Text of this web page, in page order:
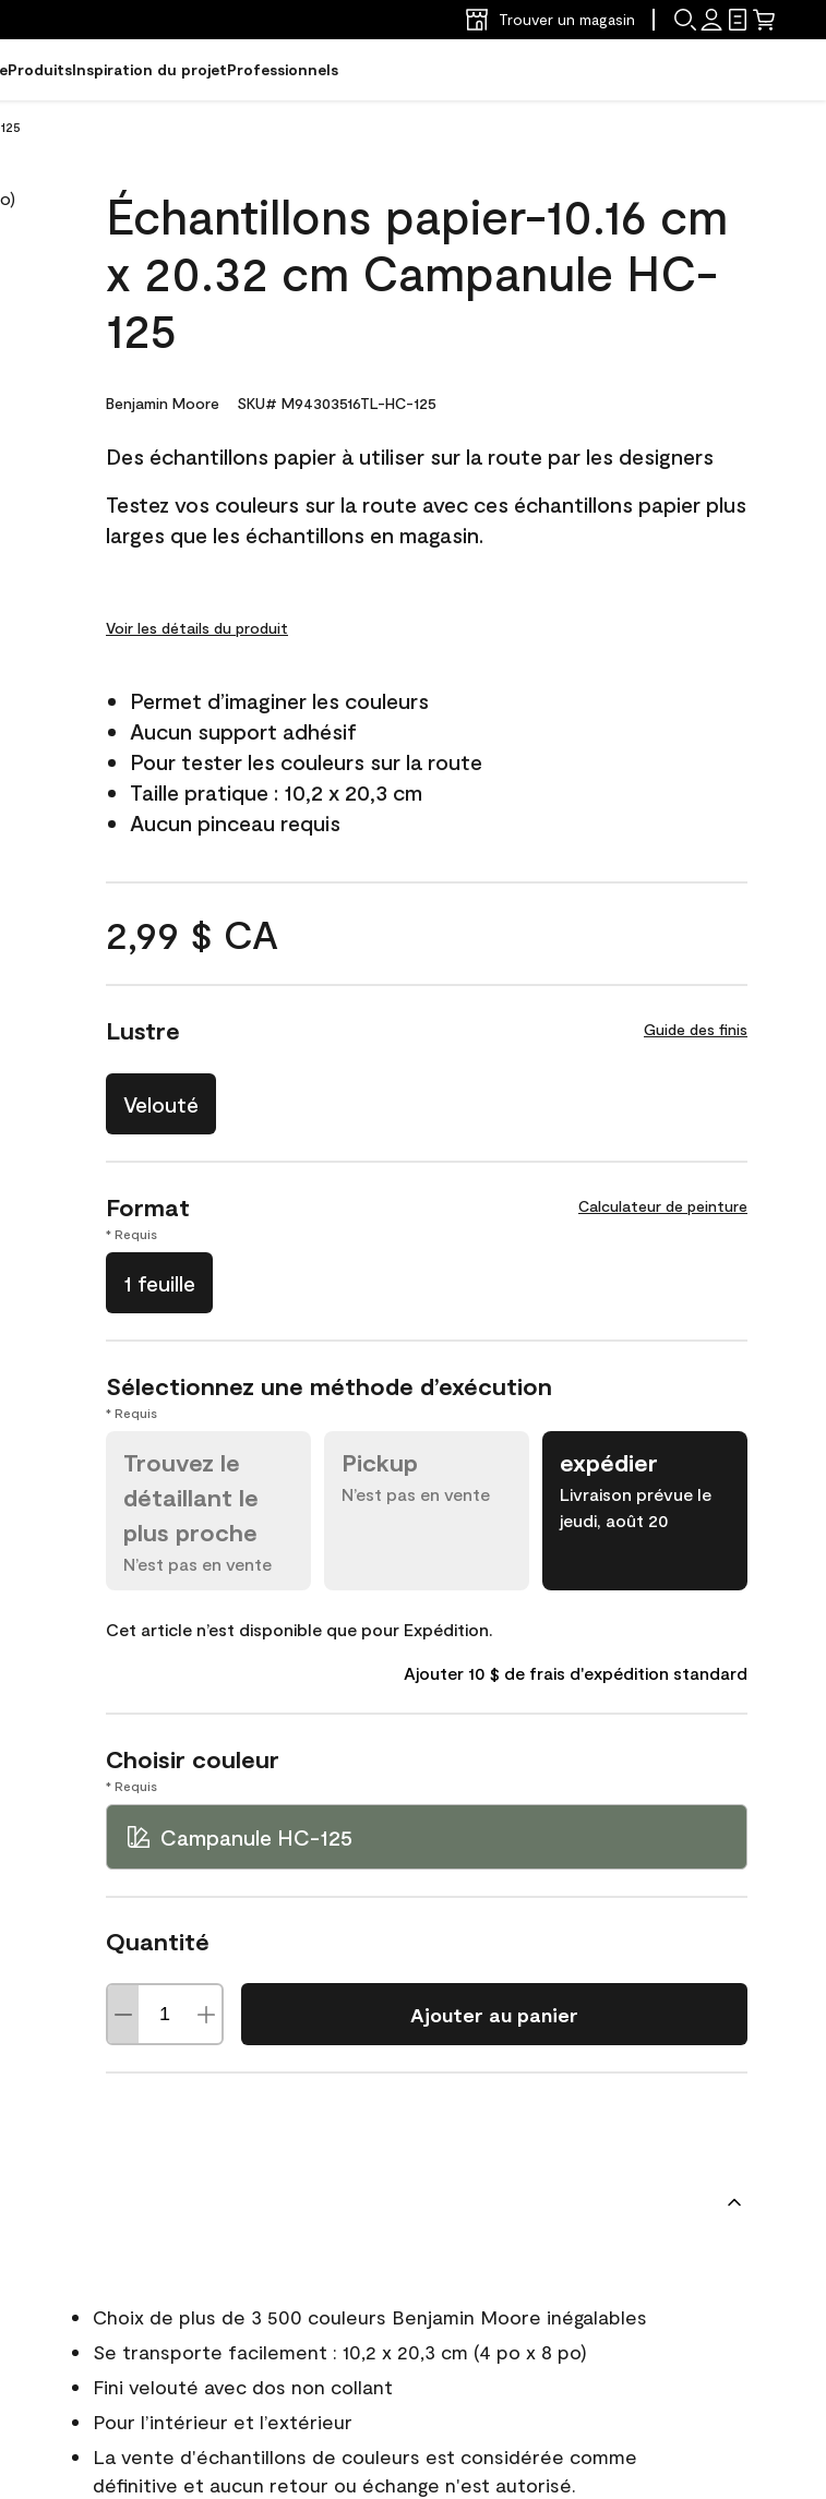
Trouver un magasin
ProduitsInspiration du projetProfessionnels
Échantillons papier-10.16 cm
x 20.32 cm Campanule HC-
125
Benjamin Moore SKU# M94303516TL-HC-125
Des échantillons papier à utiliser sur la route par les designers
Testez vos couleurs sur la route avec ces échantillons papier plus
larges que les échantillons en magasin.
Voir les détails du produit
Permet d’imaginer les couleurs
Aucun support adhésif
Pour tester les couleurs sur la route
Taille pratique : 10,2 x 20,3 cm
Aucun pinceau requis
2,99 $ CA
Lustre Guide des finis
Velouté
Format Calculateur de peinture
* Requis
1 feuille
Sélectionnez une méthode d’exécution
* Requis
Trouvez le
détaillant le
plus proche
N’est pas en vente
Pickup
N’est pas en vente
expédier
Livraison prévue le
jeudi, août 20
Cet article n’est disponible que pour Expédition.
Ajouter 10 $ de frais d'expédition standard
Choisir couleur
* Requis
Campanule HC-125
Quantité
Ajouter au panier
Choix de plus de 3 500 couleurs Benjamin Moore inégalables
Se transporte facilement : 10,2 x 20,3 cm (4 po x 8 po)
Fini velouté avec dos non collant
Pour l’intérieur et l’extérieur
La vente d'échantillons de couleurs est considérée comme
définitive et aucun retour ou échange n'est autorisé.